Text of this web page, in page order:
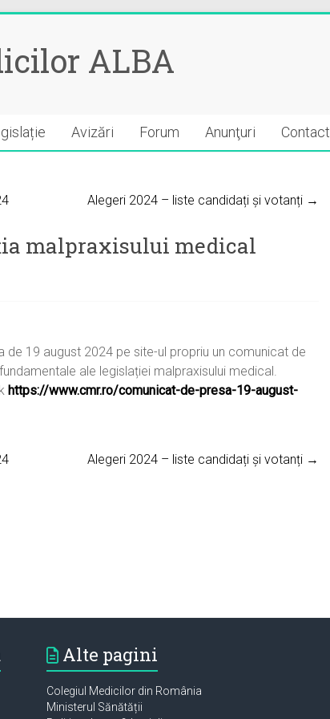
ALBA
Avizări Forum Anunţuri Contact
Alegeri 2024 – liste candidați și votanți →
malpraxisului medical
19 august 2024 pe site-ul propriu un comunicat de
ale legislației malpraxisului medical.
https://www.cmr.ro/comunicat-de-presa-19-august-
Alegeri 2024 – liste candidați și votanți →
Alte pagini
Colegiul Medicilor din România
Ministerul Sănătății